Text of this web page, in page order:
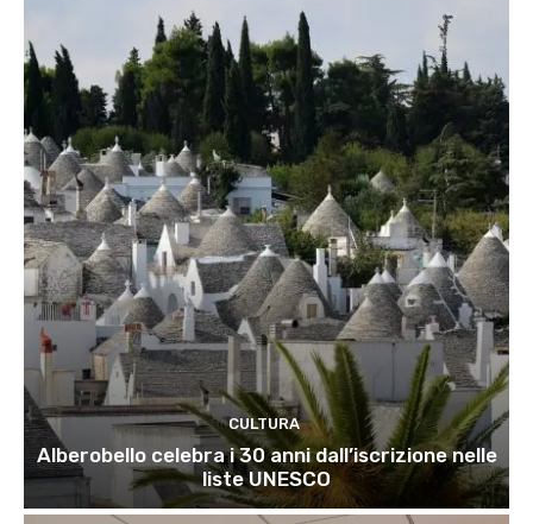
CULTURA
Alberobello celebra i 30 anni dall’iscrizione nelle
liste UNESCO